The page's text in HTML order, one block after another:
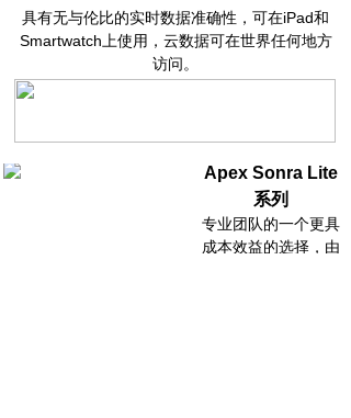
具有无与伦比的实时数据准确性，可在iPad和
Smartwatch上使用，云数据可在世界任何地方
访问。
Apex Sonra Lite
系列
专业团队的一个更具
成本效益的选择，由